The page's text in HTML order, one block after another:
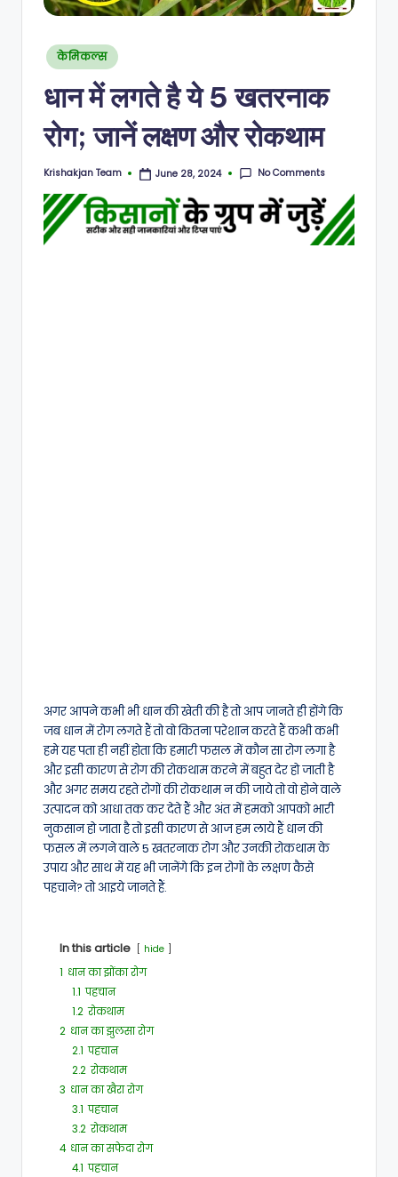
Posted
in
केमिकल्स
धान में लगते है ये 5 खतरनाक
रोग; जानें लक्षण और रोकथाम
Posted
Krishakjan Team June 28, 2024 No Comments
अगर आपने कभी भी धान की खेती की है तो आप जानते ही होंगे कि
जब धान में रोग लगते हैं तो वो कितना परेशान करते हैं कभी कभी
हमे यह पता ही नहीं होता कि हमारी फसल में कौन सा रोग लगा है
और इसी कारण से रोग की रोकथाम करने में बहुत देर हो जाती है
और अगर समय रहते रोगों की रोकथाम न की जाये तो वो होने वाले
उत्पादन को आधा तक कर देते हैं और अंत में हमको आपको भारी
नुकसान हो जाता है तो इसी कारण से आज हम लाये हैं धान की
फसल में लगने वाले 5 खतरनाक रोग और उनकी रोकथाम के
उपाय और साथ में यह भी जानेंगे कि इन रोगों के लक्षण कैसे
पहचाने? तो आइये जानते हैं.
In this article hide
1 धान का झोंका रोग
1.1 पहचान
1.2 रोकथाम
2 धान का झुलसा रोग
2.1 पहचान
2.2 रोकथाम
3 धान का खैरा रोग
3.1 पहचान
3.2 रोकथाम
4 धान का सफेदा रोग
4.1 पहचान